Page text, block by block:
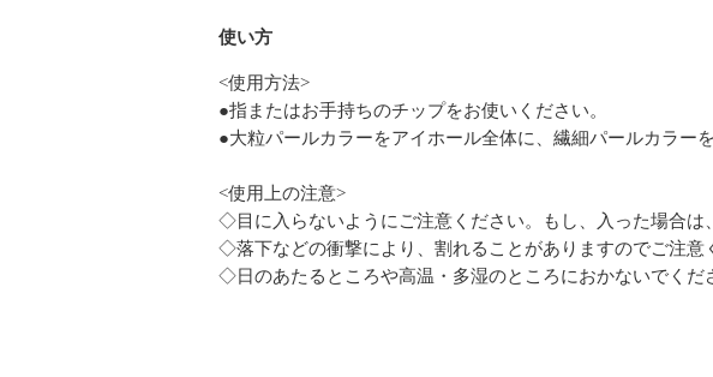
使い方
<使用方法>
●指またはお手持ちのチップをお使いください。
●大粒パールカラーをアイホール全体に、繊細パールカラー
<使用上の注意>
◇目に入らないようにご注意ください。もし、入った場合は
◇落下などの衝撃により、割れることがありますのでご注意
◇日のあたるところや高温・多湿のところにおかないでくだ